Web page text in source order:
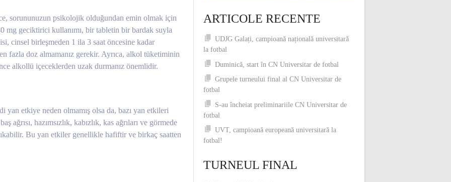
sorununuzun psikolojik olduğundan emin olmak için
mg geciktirici kullanımı, bir tabletin bir bardak suyla
cinsel birleşmeden 1 ila 3 saat öncesine kadar
fazla doz almamanız gerekir. Ayrıca, alkol tüketiminin
alkollü içeceklerden uzak durmanız önemlidir.
etkiye neden olmamış olsa da, bazı yan etkileri
ağrısı, hazımsızlık, kabızlık, kas ağrıları ve görmede
Bu yan etkiler genellikle hafiftir ve birkaç saatten
ARTICOLE RECENTE
UDJG Galați, campioană națională universitară
la fotbal
Duminică, start în CN Universitar de fotbal
Grupele turneului final al CN Universitar de
fotbal
S-au încheiat preliminariile CN Universitar de
fotbal
UVT, campioană europeană universitară la
fotbal!
TURNEUL FINAL